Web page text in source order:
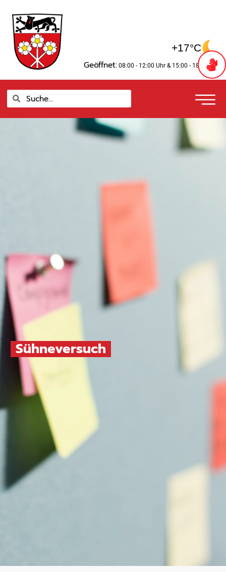
Inhalt
springen
+17°C
Geöffnet: 08:00 - 12:00 Uhr & 15:00 - 18:00 Uhr
SucheSuche
Sühneversuch